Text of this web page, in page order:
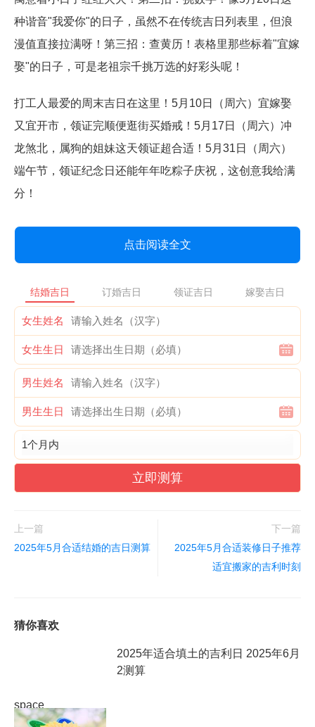
种谐音"我爱你"的日子，虽然不在传统吉日列表里，但浪
漫值直接拉满呀！第三招：查黄历！表格里那些标着"宜嫁
娶"的日子，可是老祖宗千挑万选的好彩头呢！
打工人最爱的周末吉日在这里！5月10日（周六）宜嫁娶
又宜开市，领证完顺便逛街买婚戒！5月17日（周六）冲
龙煞北，属狗的姐妹这天领证超合适！5月31日（周六）
端午节，领证纪念日还能年年吃粽子庆祝，这创意我给满
分！
点击阅读全文
结婚吉日 订婚吉日 领证吉日 嫁娶吉日
女生姓名
女生生日
男生姓名
男生生日
立即测算
上一篇
2025年5月合适结婚的吉日测算
下一篇
2025年5月合适装修日子推荐
适宜搬家的吉利时刻
猜你喜欢
space
2025年适合填土的吉利日 2025年6月
2测算